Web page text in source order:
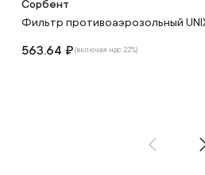
Сорбент
Фильтр противоаэрозольный
563.64 ₽(включая ндс 22%)